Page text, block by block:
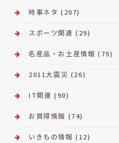
時事ネタ (207)
スポーツ関連 (29)
名産品・お土産情報 (79)
2011大震災 (26)
IT関連 (90)
お買得情報 (74)
いきもの情報 (12)